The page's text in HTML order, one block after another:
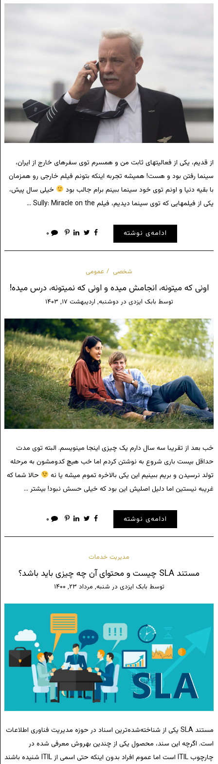
از قدیم، یکی از فعالیتهای ثابت من و همسرم توی سفرهای خارج از ایران،
سینما رفتن بود و هست! همیشه تجربه اینکه بتونم فیلم خارجی رو همزمان
با بقیه دنیا و اونم توی خود سینما ببینم برام جالب بود
خیلی سال پیش،
یکی از فیلمهایی که توی سینما دیدیم، فیلم Sully: Miracle on the …
ادامه‌ی نوشته ۰
شخصی عمومی
اونی که میتونه، انجامش میده و اونی که نمیتونه، درس میده!
توسط بابک ایزدی در دوشنبه, اردیبهشت ۱۷, ۱۴۰۳
خب بعد از تقریبا سه سال دارم یک چیزی اینجا مینویسم. البته توی مدت
حداقل بیست باری شروع به نوشتن کردم اما خب هیچ کدومشون به مرحله
تولد نرسیدن و بریم ببینیم این یکی بالاخره تموم میشه یا نه
حالا شما که
غریبه نیستین اما دلیل اصلیش این بود که خیلی حسش نبود! بیشتر …
ادامه‌ی نوشته ۰
مدیریت خدمات
مستند SLA چیست و محتوای آن چه چیزی باید باشد؟
توسط بابک ایزدی در شنبه, مرداد ۲۳, ۱۴۰۰
مستند SLA یکی از شناخته‌شده‌ترین اسناد در حوزه مدیریت فناوری اطلاعات
است. اگرچه این سند، محصول یکی از چندین بهروش معرفی شده در
چارچوب ITIL است اما عموم افراد بدون اینکه حتی اسمی از ITIL شنیده باشند